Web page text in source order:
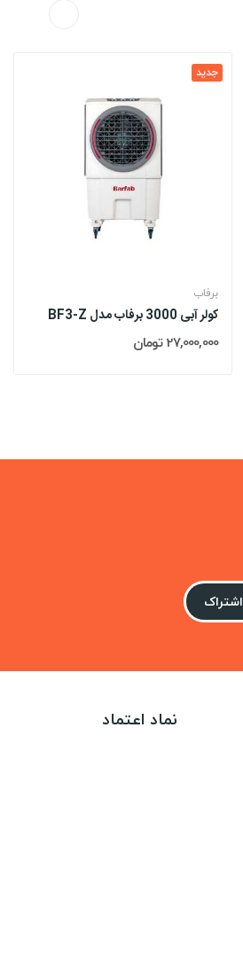
جدید
برفاب
کولر آبی 3000 برفاب مدل BF3-Z
27,000,000 تومان
اشتراک
نماد اعتماد